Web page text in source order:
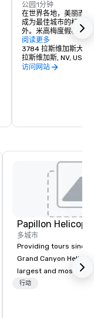
公园 1分钟
在世界各地，美丽而
成为最佳城市的标志
外。米高梅度假村通
大道旁创建了一个充
构想了传统的行人体
方与朋友聚会，还是
之前吃点东西，The
阅读更多
3784 拉斯维加斯大道
拉斯维加斯, NV, US
访问网站
多城市
Providing tours since
Grand Canyon
largest and most
operator in the Grand
行动